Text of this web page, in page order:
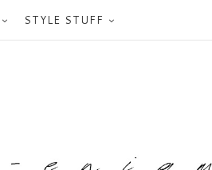
STYLE STUFF